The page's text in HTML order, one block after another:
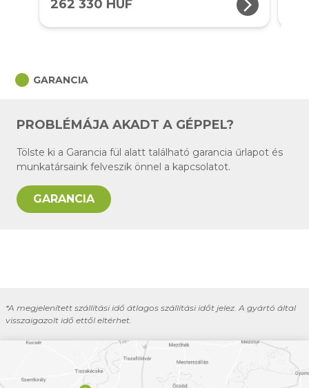
262 330 HUF arrow_forward_ios
circle GARANCIA
PROBLÉMÁJA AKADT A GÉPPEL?
Tölste ki a Garancia fül alatt található garancia űrlapot és
munkatársaink felveszik önnel a kapcsolatot.
GARANCIA
*A megjelenített szállítási idő átlagos szállítási időt jelez. A gyártó által
visszaigazolt idő ettől eltérhet.